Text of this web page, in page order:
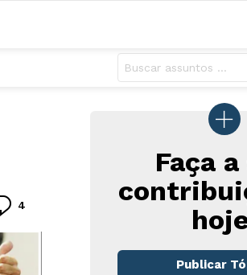
4
Faça
Publicar